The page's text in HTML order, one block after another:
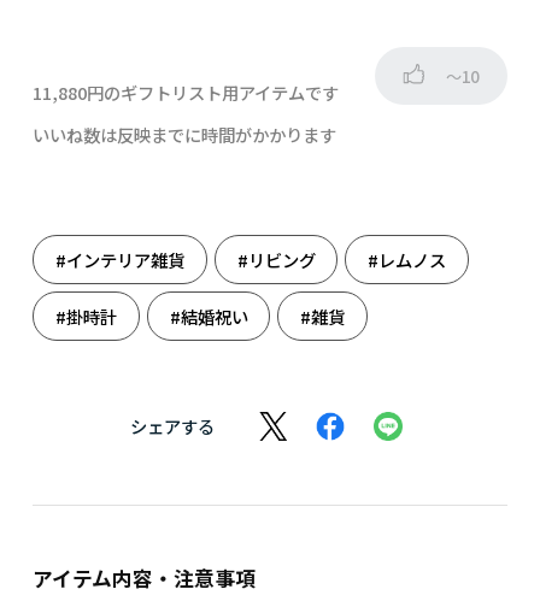
11,880円のギフトリスト用アイテムです
～10
いいね数は反映までに時間がかかります
#インテリア雑貨 #リビング #レムノス
#掛時計 #結婚祝い #雑貨
シェアする
アイテム内容・注意事項